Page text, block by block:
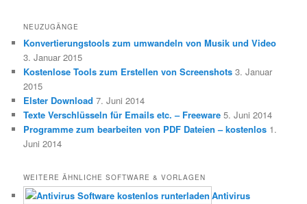
NEUZUGÄNGE
Konvertierungstools zum umwandeln von Musik und Video
3. Januar 2015
Kostenlose Tools zum Erstellen von Screenshots 3. Januar
2015
Elster Download 7. Juni 2014
Texte Verschlüsseln für Emails etc. – Freeware 5. Juni 2014
Programme zum bearbeiten von PDF Dateien – kostenlos 1.
Juni 2014
WEITERE ÄHNLICHE SOFTWARE & VORLAGEN
Antivirus